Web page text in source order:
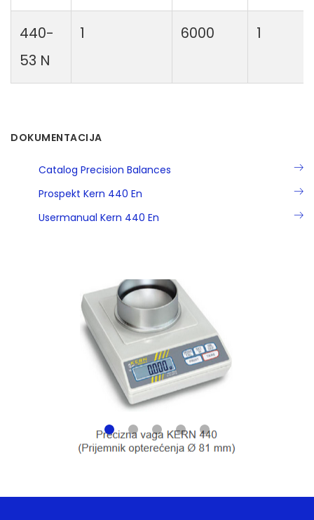
440-
53 N
1 6000 1
DOKUMENTACIJA
Catalog Precision Balances
Prospekt Kern 440 En
Usermanual Kern 440 En